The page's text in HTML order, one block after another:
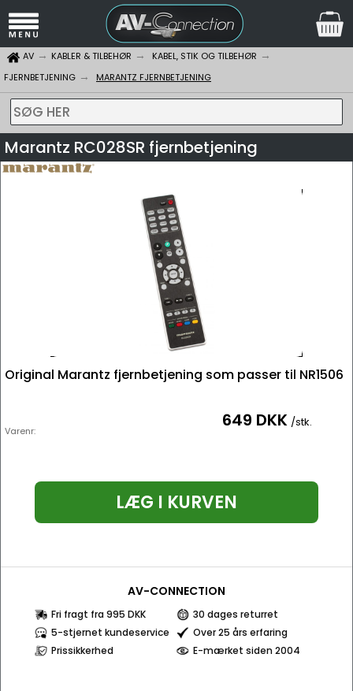
AV KABLER & TILBEHØR
KABEL, STIK OG TILBEHØR
FJERNBETJENING
MARANTZ FJERNBETJENING
SØG HER
Marantz RC028SR fjernbetjening
Original Marantz fjernbetjening som passer til NR1506
Varenr: 649 DKK /stk.
LÆG I KURVEN
AV-CONNECTION
Fri fragt fra 995 DKK
30 dages returret
5-stjernet kundeservice
Over 25 års erfaring
Prissikkerhed
E-mærket siden 2004